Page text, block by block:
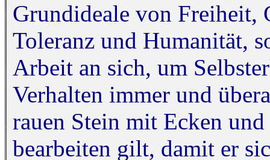
Grundideale von
Toleranz und Humanität,
Arbeit an sich, um
Verhalten immer und
rauen Stein mit Ecken
bearbeiten gilt, damit er